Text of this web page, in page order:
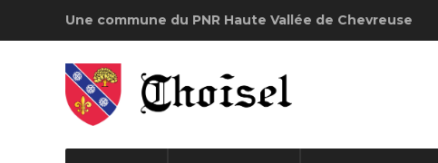
Une commune du PNR Haute Vallée de Chevreuse